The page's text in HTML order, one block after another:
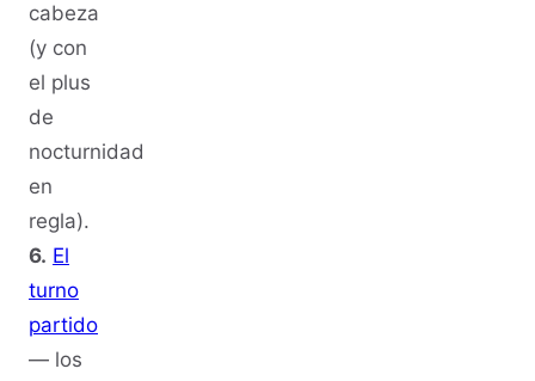
cabeza
(y con
el plus
de
nocturnidad
en
regla).
6. El
turno
partido
— los